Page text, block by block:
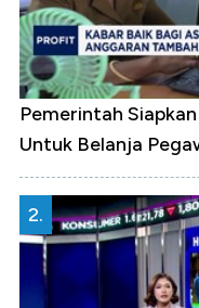
Pemerintah
Untuk Belanja
2.